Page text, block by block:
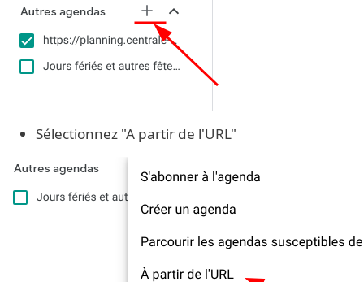
Sélectionnez "A partir de l'URL"